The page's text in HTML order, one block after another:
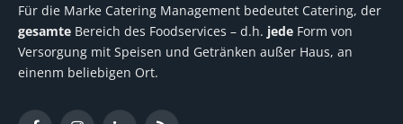
Für die Marke Catering Management bedeutet Catering, der
gesamte Bereich des Foodservices – d.h. jede Form von
Versorgung mit Speisen und Getränken außer Haus, an
einenm beliebigen Ort.